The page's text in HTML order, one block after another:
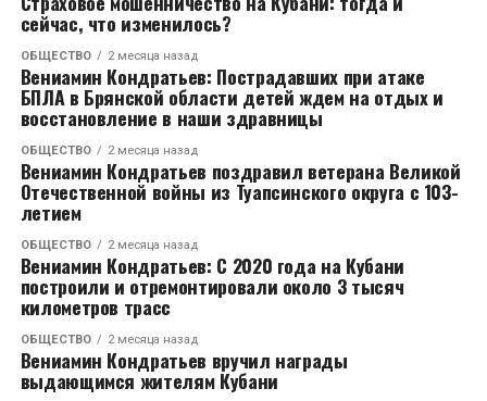
реконструировали 67 км краевых трасс, 2,5 км
мостов и путепроводов.
– Строительство обходов станицы Ленинградской и
города Тимашевска – это наш региональный вклад в
опорную дорожную сеть. Обход Тимашевска на
стадии 70 процентов готовности, полностью
планируем завершить объект в 2027 году, – доложил
Евгений Пергун.
Как сообщил врио министра транспорта и
дорожного хозяйства края Юрий Савенко, в 2026
году планируется завершить строительство и
реконструкцию порядка 11 км автомобильных
дорог и 665 погонных метров искусственных
сооружений. В том числе, закончить четыре из пяти
сейчас, что изменилось?
ОБЩЕСТВО 2 месяца назад
Вениамин Кондратьев: Пострадавших при атаке
БПЛА в Брянской области детей ждем на отдых и
восстановление в наши здравницы
ОБЩЕСТВО 2 месяца назад
Вениамин Кондратьев поздравил ветерана Великой
Отечественной войны из Туапсинского округа с 103-
летием
ОБЩЕСТВО 2 месяца назад
Вениамин Кондратьев: С 2020 года на Кубани
построили и отремонтировали около 3 тысяч
километров трасс
ОБЩЕСТВО 2 месяца назад
Вениамин Кондратьев вручил награды
выдающимся жителям Кубани